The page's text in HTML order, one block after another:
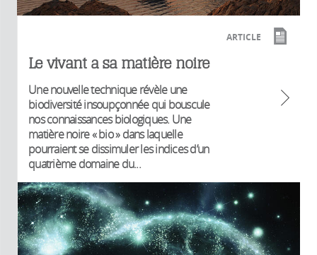
ARTICLE
Le vivant a sa matière noire
Une nouvelle technique révèle une
biodiversité insoupçonnée qui bouscule
nos connaissances biologiques. Une
matière noire « bio » dans laquelle
pourraient se dissimuler les indices d’un
quatrième domaine du...